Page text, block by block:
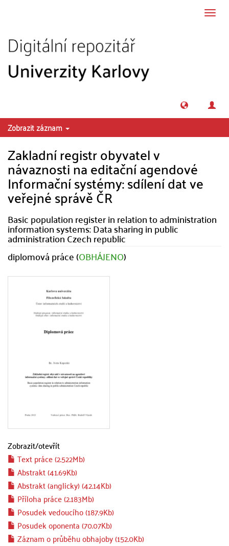
Zobrazit záznam
Zakladní registr obyvatel v
návaznosti na editační agendové
Informační systémy: sdílení dat ve
veřejné správě ČR
Basic population register in relation to administration
information systems: Data sharing in public
administration Czech republic
diplomová práce (OBHÁJENO)
Zobrazit/otevřít
Text práce (2.522Mb)
Abstrakt (41.69Kb)
Abstrakt (anglicky) (42.14Kb)
Příloha práce (2.183Mb)
Posudek vedoucího (187.9Kb)
Posudek oponenta (70.07Kb)
Záznam o průběhu obhajoby (152.0Kb)